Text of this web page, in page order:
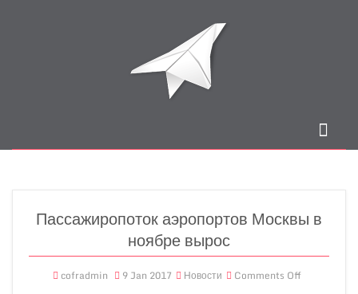
Пассажиропоток аэропортов Москвы в
ноябре вырос
cofradmin 9 Jan 2017 Новости Comments Off